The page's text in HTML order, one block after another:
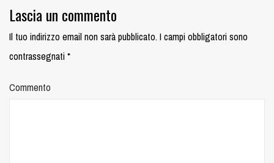
Lascia un commento
Il tuo indirizzo email non sarà pubblicato.I campi obbligatori sono
contrassegnati*
Commento